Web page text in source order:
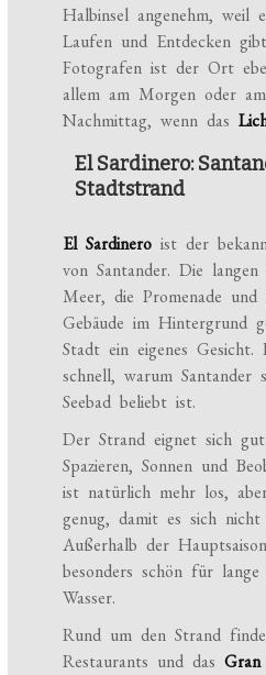
Halbinsel angenehm, weil
Laufen und Entdecken
Fotografen ist der Ort
allem am Morgen oder
Nachmittag, wenn das
El Sardinero:
Stadtstrand
El Sardinero ist der
von Santander. Die
Meer, die Promenade und
Gebäude im Hintergrund
Stadt ein eigenes
schnell, warum Santander
Seebad beliebt ist.
Der Strand eignet sich
Spazieren, Sonnen und
ist natürlich mehr los,
genug, damit es sich
Außerhalb der
besonders schön für lange
Wasser.
Rund um den Strand
Restaurants und dasGran